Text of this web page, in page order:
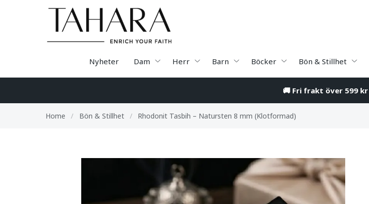
Nyheter Dam Herr Barn Böcker Bön & Stillhet
🚚 Fri frakt över 599 kr
Home / Bön & Stillhet / Rhodonit Tasbih – Natursten 8 mm (Klotformad)